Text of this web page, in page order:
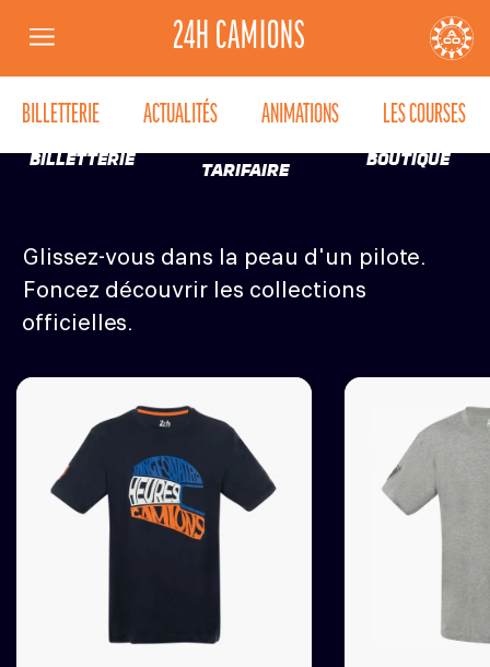
BILLETTERIE ACTUALITÉS ANIMATIONS LES COURSES
Menu 24H CAMIONS
AUTOMOBILE CLUB DE L'OUEST 24
PASSION
EXTRÊME
BILLETTERIE
TARIFAIRE
BOUTIQUE
Glissez-vous dans la peau d'un pilote.
Foncez découvrir les collections
officielles.